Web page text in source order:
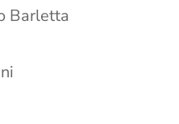
Barletta